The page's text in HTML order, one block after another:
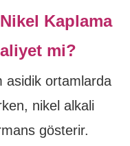
Kaplama
mi?
asidik ortamlarda
nikel alkali
gösterir.